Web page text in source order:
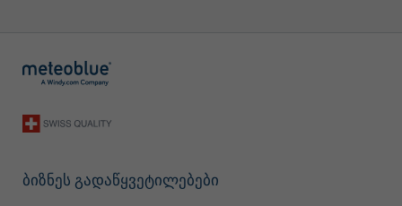
ბიზნეს გადაწყვეტილებები